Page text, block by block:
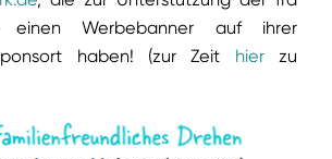
einen Werbebanner auf ihrer
haben! (zur Zeit hierzu